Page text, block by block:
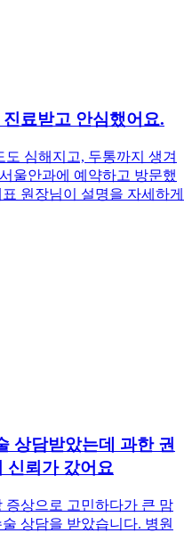
료받고 안심했어요.
심해지고, 두통까지 생겨
울안과에 예약하고 방문했
원장님이 설명을 자세하게
상담받았는데 과한 권
신뢰가 갔어요
증상으로 고민하다가 큰 맘
상담을 받았습니다. 병원